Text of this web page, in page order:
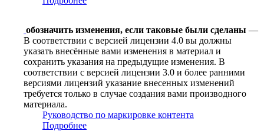
обозначить изменения, если таковые были сделаны —
В соответствии с версией лицензии 4.0 вы должны
указать внесённые вами изменения в материал и
сохранить указания на предыдущие изменения. В
соответствии с версией лицензии 3.0 и более ранними
версиями лицензий указание внесенных изменений
требуется только в случае создания вами производного
материала.
Руководство по маркировке контента
Подробнее